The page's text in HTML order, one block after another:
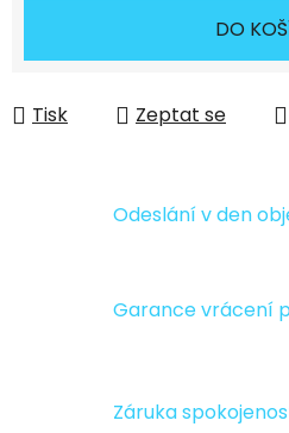
DO
Tisk Zeptat se
Odeslání v den
Garance vrácení
Záruka